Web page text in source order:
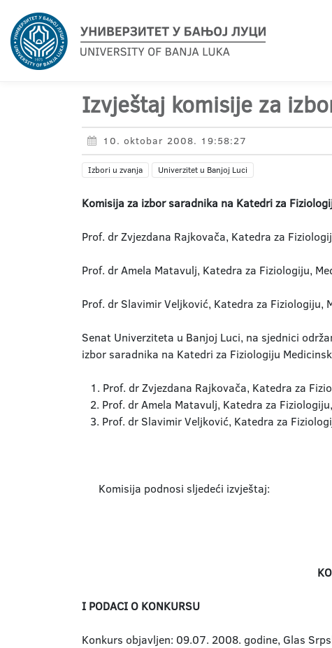
Izvještaj komisije za
10. oktobar 2008. 19:58:27
Izbori u zvanja Univerzitet u Banjoj Luci
Komisija za izbor saradnika na Katedri za
Prof. dr Zvjezdana Rajkovača, Katedra za
Prof. dr Amela Matavulj, Katedra za Fiziologiju,
Prof. dr Slavimir Veljković, Katedra za Fiziologiju,
Senat Univerziteta u Banjoj Luci, na sjednici
izbor saradnika na Katedri za Fiziologiju
1. Prof. dr Zvjezdana Rajkovača, Katedra za
2. Prof. dr Amela Matavulj, Katedra za
3. Prof. dr Slavimir Veljković, Katedra za
Komisija podnosi sljedeći izvještaj:
I PODACI O KONKURSU
Konkurs objavljen: 09.07. 2008. godine, Glas